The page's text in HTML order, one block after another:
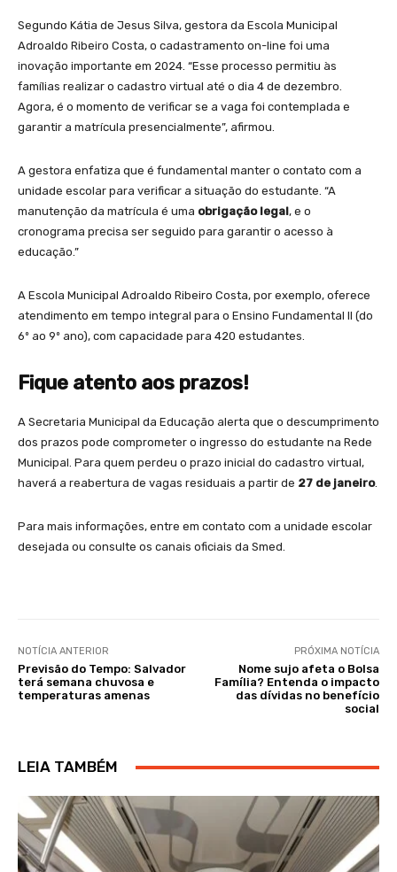
Segundo Kátia de Jesus Silva, gestora da Escola Municipal
Adroaldo Ribeiro Costa, o cadastramento on-line foi uma
inovação importante em 2024. “Esse processo permitiu às
famílias realizar o cadastro virtual até o dia 4 de dezembro.
Agora, é o momento de verificar se a vaga foi contemplada e
garantir a matrícula presencialmente”, afirmou.
A gestora enfatiza que é fundamental manter o contato com a
unidade escolar para verificar a situação do estudante. “A
manutenção da matrícula é uma obrigação legal, e o
cronograma precisa ser seguido para garantir o acesso à
educação.”
A Escola Municipal Adroaldo Ribeiro Costa, por exemplo, oferece
atendimento em tempo integral para o Ensino Fundamental II (do
6º ao 9º ano), com capacidade para 420 estudantes.
Fique atento aos prazos!
A Secretaria Municipal da Educação alerta que o descumprimento
dos prazos pode comprometer o ingresso do estudante na Rede
Municipal. Para quem perdeu o prazo inicial do cadastro virtual,
haverá a reabertura de vagas residuais a partir de 27 de janeiro.
Para mais informações, entre em contato com a unidade escolar
desejada ou consulte os canais oficiais da Smed.
NOTÍCIA ANTERIOR
Previsão do Tempo: Salvador
terá semana chuvosa e
temperaturas amenas
PRÓXIMA NOTÍCIA
Nome sujo afeta o Bolsa
Família? Entenda o impacto
das dívidas no benefício
social
LEIA TAMBÉM